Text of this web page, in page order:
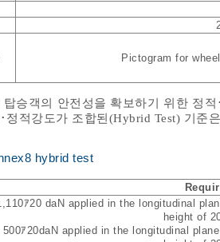
Pictogram for
승객의 안전성을 확보하기 위한 정
정적강도가 조합된(Hybrid Test) 기준
hybrid test
ｱ20 daN applied in the longitudinal
height of
500ｱ20daN applied in the longitudinal